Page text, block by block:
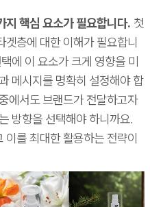
지 핵심 요소가 필요합니다. 첫
층에 대한 이해가 필요합니
에 이 요소가 크게 영향을 미
메시지를 명확히 설정해야 합
에서도 브랜드가 전달하고자
방향을 선택해야 하니까요.
를 최대한 활용하는 전략이